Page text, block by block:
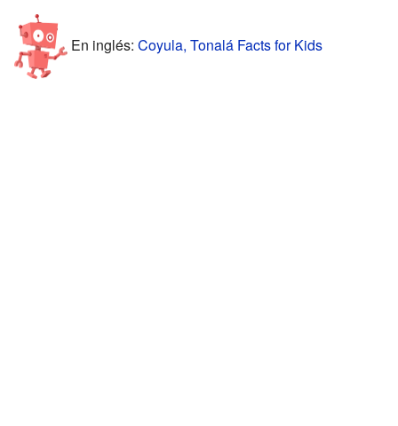
En inglés: Coyula, Tonalá Facts for Kids